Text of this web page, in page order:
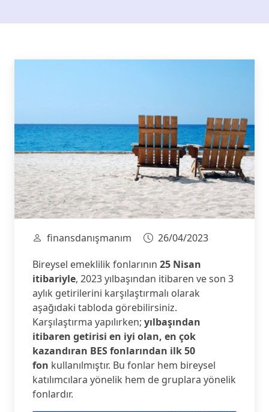
finansdanışmanım
26/04/2023
Bireysel emeklilik fonlarının 25 Nisan
itibariyle, 2023 yılbaşından itibaren ve son 3
aylık getirilerini karşılaştırmalı olarak
aşağıdaki tabloda görebilirsiniz.
Karşılaştırma yapılırken; yılbaşından
itibaren getirisi en iyi olan, en çok
kazandıran BES fonlarından ilk 50
fon kullanılmıştır. Bu fonlar hem bireysel
katılımcılara yönelik hem de gruplara yönelik
fonlardır.